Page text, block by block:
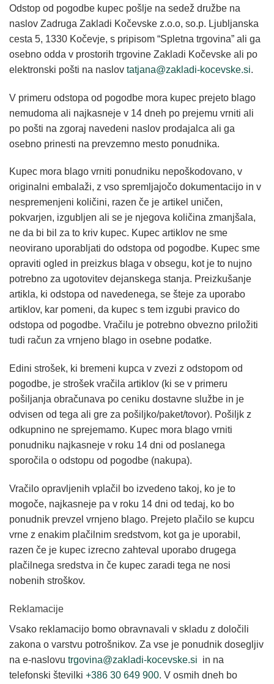
Odstop od pogodbe kupec pošlje na sedež družbe na
naslov Zadruga Zakladi Kočevske z.o.o, so.p. Ljubljanska
cesta 5, 1330 Kočevje, s pripisom “Spletna trgovina” ali ga
osebno odda v prostorih trgovine Zakladi Kočevske ali po
elektronski pošti na naslov tatjana@zakladi-kocevske.si.
V primeru odstopa od pogodbe mora kupec prejeto blago
nemudoma ali najkasneje v 14 dneh po prejemu vrniti ali
po pošti na zgoraj navedeni naslov prodajalca ali ga
osebno prinesti na prevzemno mesto ponudnika.
Kupec mora blago vrniti ponudniku nepoškodovano, v
originalni embalaži, z vso spremljajočo dokumentacijo in v
nespremenjeni količini, razen če je artikel uničen,
pokvarjen, izgubljen ali se je njegova količina zmanjšala,
ne da bi bil za to kriv kupec. Kupec artiklov ne sme
neovirano uporabljati do odstopa od pogodbe. Kupec sme
opraviti ogled in preizkus blaga v obsegu, kot je to nujno
potrebno za ugotovitev dejanskega stanja. Preizkušanje
artikla, ki odstopa od navedenega, se šteje za uporabo
artiklov, kar pomeni, da kupec s tem izgubi pravico do
odstopa od pogodbe. Vračilu je potrebno obvezno priložiti
tudi račun za vrnjeno blago in osebne podatke.
Edini strošek, ki bremeni kupca v zvezi z odstopom od
pogodbe, je strošek vračila artiklov (ki se v primeru
pošiljanja obračunava po ceniku dostavne službe in je
odvisen od tega ali gre za pošiljko/paket/tovor). Pošiljk z
odkupnino ne sprejemamo. Kupec mora blago vrniti
ponudniku najkasneje v roku 14 dni od poslanega
sporočila o odstopu od pogodbe (nakupa).
Vračilo opravljenih vplačil bo izvedeno takoj, ko je to
mogoče, najkasneje pa v roku 14 dni od tedaj, ko bo
ponudnik prevzel vrnjeno blago. Prejeto plačilo se kupcu
vrne z enakim plačilnim sredstvom, kot ga je uporabil,
razen če je kupec izrecno zahteval uporabo drugega
plačilnega sredstva in če kupec zaradi tega ne nosi
nobenih stroškov.
Reklamacije
Vsako reklamacijo bomo obravnavali v skladu z določili
zakona o varstvu potrošnikov. Za vse je ponudnik dosegljiv
na e-naslovu trgovina@zakladi-kocevske.si in na
telefonski številki +386 30 649 900. V osmih dneh bo